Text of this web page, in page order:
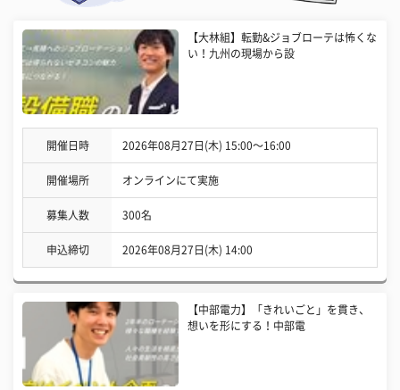
【大林組】転勤&ジョブローテは怖くな
い！九州の現場から設
開催日時 2026年08月27日(木) 15:00〜16:00
開催場所 オンラインにて実施
募集人数 300名
申込締切 2026年08月27日(木) 14:00
【中部電力】「きれいごと」を貫き、
想いを形にする！中部電